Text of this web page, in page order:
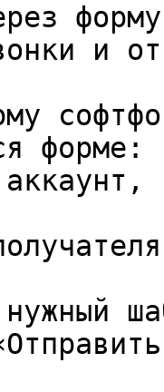
и
форме: